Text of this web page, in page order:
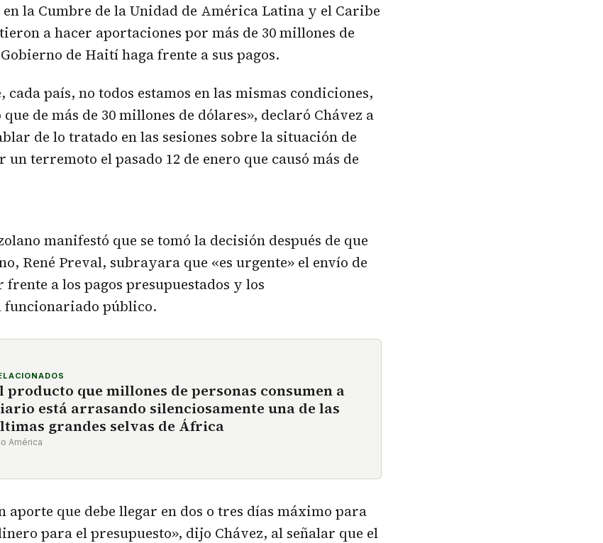
la Cumbre de la Unidad de América Latina y el Caribe
a hacer aportaciones por más de 30 millones de
de Haití haga frente a sus pagos.
país, no todos estamos en las mismas condiciones,
de más de 30 millones de dólares», declaró Chávez a
de lo tratado en las sesiones sobre la situación de
terremoto el pasado 12 de enero que causó más de
manifestó que se tomó la decisión después de que
René Preval, subrayara que «es urgente» el envío de
a los pagos presupuestados y los
funcionariado público.
producto que millones de personas consumen a
está arrasando silenciosamente una de las
grandes selvas de África
América
aporte que debe llegar en dos o tres días máximo para
para el presupuesto», dijo Chávez, al señalar que el